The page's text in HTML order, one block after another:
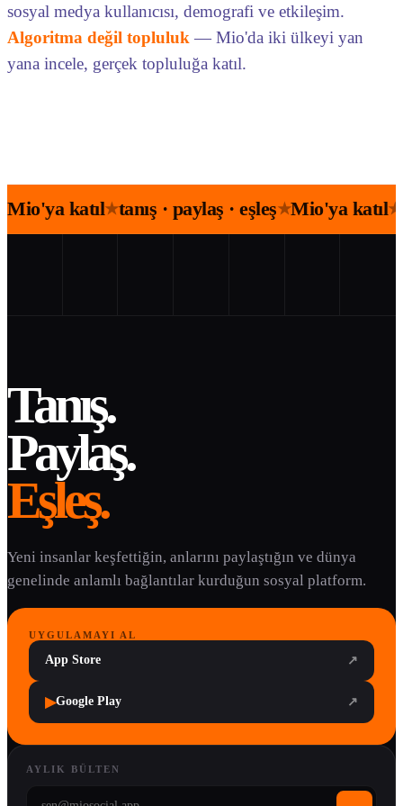
sosyal medya kullanıcısı, demografi ve etkileşim.
Algoritma değil topluluk — Mio'da iki ülkeyi yan
yana incele, gerçek topluluğa katıl.
Mio'ya katıl★tanış · paylaş · eşleş★Mio'ya katıl★
Tanış.
Paylaş.
Eşleş.
Yeni insanlar keşfettiğin, anlarını paylaştığın ve dünya
genelinde anlamlı bağlantılar kurduğun sosyal platform.
UYGULAMAYI AL
App Store ↗
▶Google Play ↗
AYLIK BÜLTEN